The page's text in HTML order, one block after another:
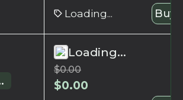
Loading... Buy
Loading...
$0.00
$0.00